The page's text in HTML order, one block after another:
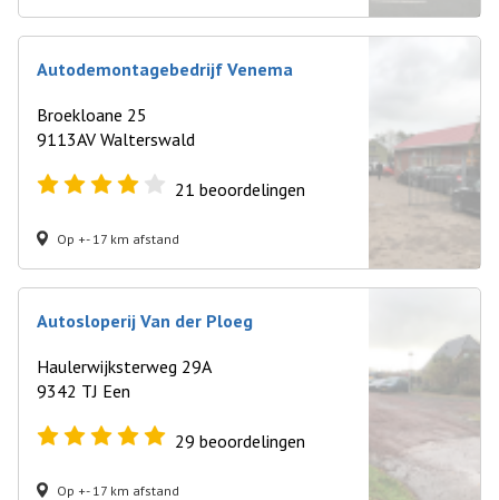
Autodemontagebedrijf Venema
Broekloane 25
9113AV Walterswald
21 beoordelingen
Op +- 17 km afstand
Autosloperij Van der Ploeg
Haulerwijksterweg 29A
9342 TJ Een
29 beoordelingen
Op +- 17 km afstand